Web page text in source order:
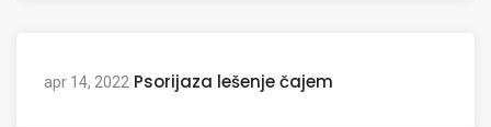
apr 14, 2022 Psorijaza lešenje čajem